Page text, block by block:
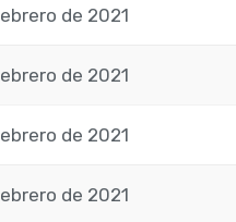
de 2021
de 2021
de 2021
de 2021